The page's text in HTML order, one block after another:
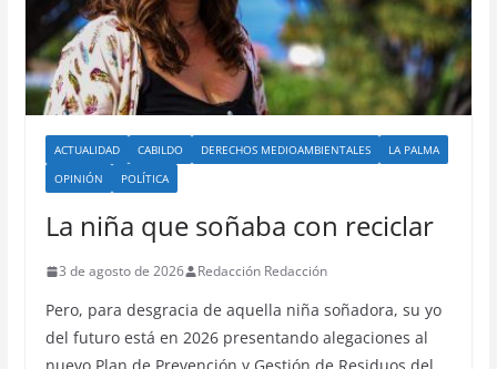
ACTUALIDAD CABILDO DERECHOS MEDIOAMBIENTALES
LA PALMA
OPINIÓN
POLÍTICA
La niña que soñaba con reciclar
3 de agosto de 2026 Redacción Redacción
Pero, para desgracia de aquella niña soñadora, su yo
del futuro está en 2026 presentando alegaciones al